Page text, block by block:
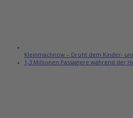
Kleinmachnow – Droht dem Kinder-
1,3 Millionen Passagiere während der